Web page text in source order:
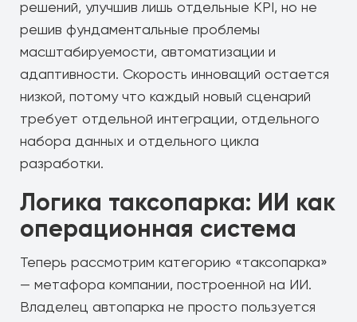
решений, улучшив лишь отдельные KPI, но не
решив фундаментальные проблемы
масштабируемости, автоматизации и
адаптивности. Скорость инноваций остается
низкой, потому что каждый новый сценарий
требует отдельной интеграции, отдельного
набора данных и отдельного цикла
разработки.
Логика таксопарка: ИИ как
операционная система
Теперь рассмотрим категорию «таксопарка»
— метафора компании, построенной на ИИ.
Владелец автопарка не просто пользуется